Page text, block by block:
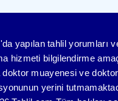
yapılan tahlil yorumları
hizmeti bilgilendirme
doktor muayenesi ve doktor
yerini